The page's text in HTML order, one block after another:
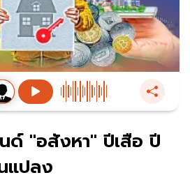
นด์ "อสังหา" ปีเสือ ปี
แปลง